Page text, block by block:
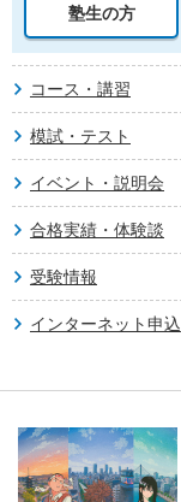
塾生の方
コース・講習
模試・テスト
イベント・説明会
合格実績・体験談
受験情報
インターネット申込